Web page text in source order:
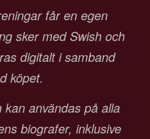
får en egen
sker med Swish och
digitalt i samband
köpet.
kan användas på alla
biografer, inklusive